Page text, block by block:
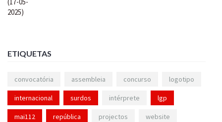
ETIQUETAS
convocatória assembleia concurso logotipo
internacional surdos intérprete lgp
mai112 república projectos website